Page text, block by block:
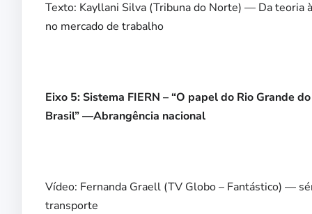
Texto: Kayllani Silva (Tribuna do Norte) — Da teoria
no mercado de trabalho
Eixo 5: Sistema FIERN – “O papel do Rio Grande
Brasil” —Abrangência nacional
Vídeo: Fernanda Graell (TV Globo – Fantástico) —
transporte